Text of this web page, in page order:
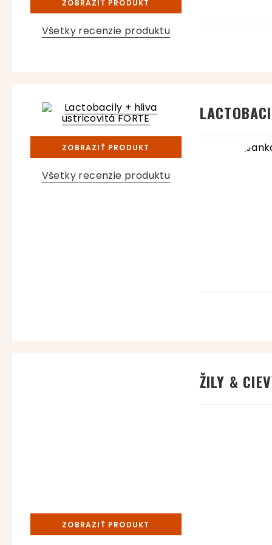
ZOBRAZIŤ PRODUKT
Všetky recenzie produktu
ZOBRAZIŤ PRODUKT
Všetky recenzie produktu
ZOBRAZIŤ PRODUKT
ŽILY &